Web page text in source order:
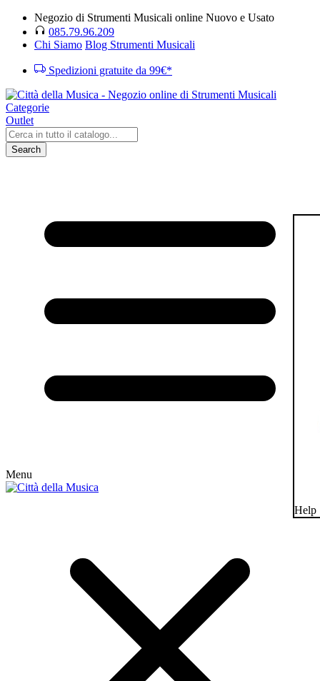
Negozio di Strumenti Musicali online Nuovo e Usato
085.79.96.209
Chi Siamo Blog Strumenti Musicali
Spedizioni gratuite da 99€*
Categorie
Outlet
Search
Menu
Help